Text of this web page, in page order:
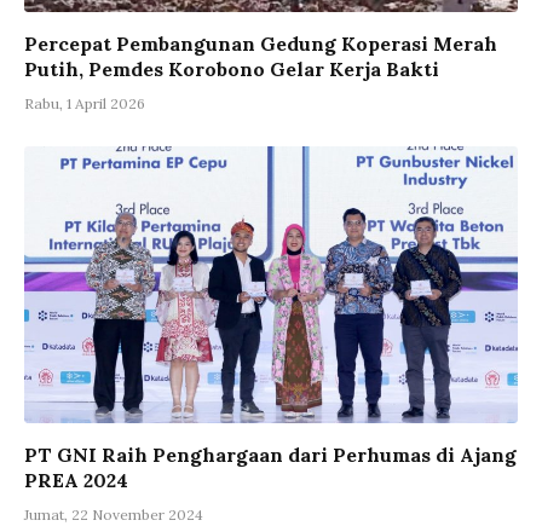
Percepat Pembangunan Gedung Koperasi Merah
Putih, Pemdes Korobono Gelar Kerja Bakti
Rabu, 1 April 2026
PT GNI Raih Penghargaan dari Perhumas di Ajang
PREA 2024
Jumat, 22 November 2024